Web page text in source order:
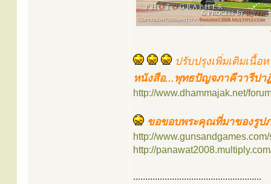
ปรับปรุงเพิ่มเติมเนื้อ
หนังสือ...พุทธปัญจภาคีวารีปา
http://www.dhammajak.net/
ขอขอบพระคุณที่มาของรูป
http://
http://
.....................................................